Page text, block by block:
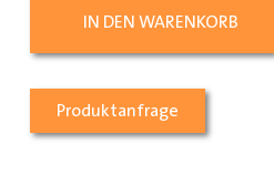
IN DEN WARENKORB
Produktanfrage